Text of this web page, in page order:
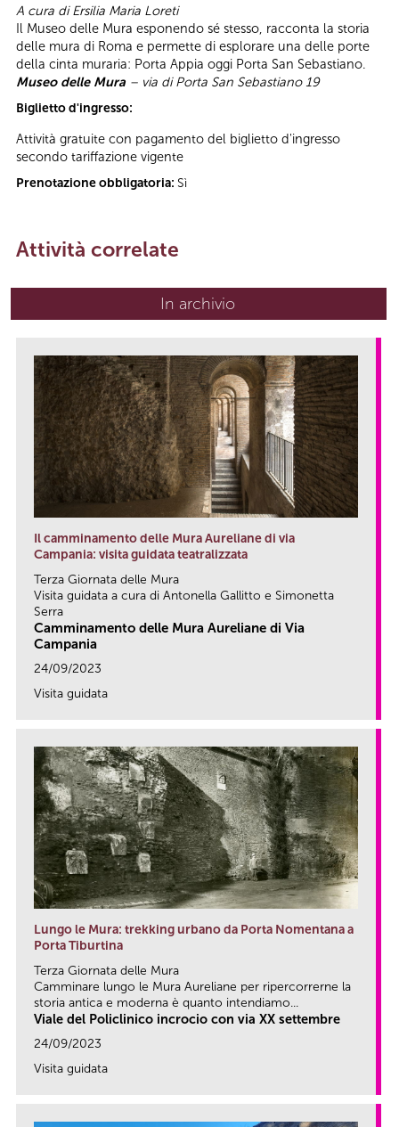
A cura di Ersilia Maria Loreti
Il Museo delle Mura esponendo sé stesso, racconta la storia
delle mura di Roma e permette di esplorare una delle porte
della cinta muraria: Porta Appia oggi Porta San Sebastiano.
Museo delle Mura – via di Porta San Sebastiano 19
Biglietto d'ingresso:
Attività gratuite con pagamento del biglietto d'ingresso
secondo tariffazione vigente
Prenotazione obbligatoria: Sì
Attività correlate
In archivio
Il camminamento delle Mura Aureliane di via
Campania: visita guidata teatralizzata
Terza Giornata delle Mura
Visita guidata a cura di Antonella Gallitto e Simonetta
Serra
Camminamento delle Mura Aureliane di Via
Campania
24/09/2023
Visita guidata
Lungo le Mura: trekking urbano da Porta Nomentana a
Porta Tiburtina
Terza Giornata delle Mura
Camminare lungo le Mura Aureliane per ripercorrerne la
storia antica e moderna è quanto intendiamo...
Viale del Policlinico incrocio con via XX settembre
24/09/2023
Visita guidata